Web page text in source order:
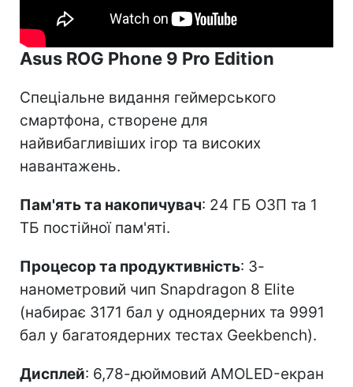
Asus ROG Phone 9 Pro Edition
Спеціальне видання геймерського
смартфона, створене для
найвибагливіших ігор та високих
навантажень.
Пам'ять та накопичувач: 24 ГБ ОЗП та 1
ТБ постійної пам'яті.
Процесор та продуктивність: 3-
нанометровий чип Snapdragon 8 Elite
(набирає 3171 бал у одноядерних та 9991
бал у багатоядерних тестах Geekbench).
Дисплей: 6,78-дюймовий AMOLED-екран